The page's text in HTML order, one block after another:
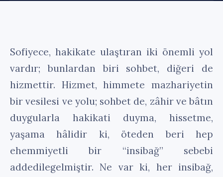
Sofiyece, hakikate ulaştıran iki önemli yol
vardır; bunlardan biri sohbet, diğeri de
hizmettir. Hizmet, himmete mazhariyetin
bir vesilesi ve yolu; sohbet de, zâhir ve bâtın
duygularla hakikati duyma, hissetme,
yaşama hâlidir ki, öteden beri hep
ehemmiyetli bir “insibağ” sebebi
addedilegelmiştir. Ne var ki, her insibağ,